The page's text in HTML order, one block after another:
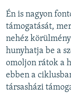
Én is nagyon
támogatását,
nehéz
hunyhatja be a
omoljon rátok a
ebben a
társasházi